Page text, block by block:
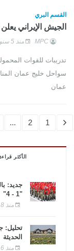
القسم البري
الجيش الإيراني
MPC منذ 5 سنوات
تدريبات للقوات
سواحل خليج عمان
عمان
1
2
...
الأكثر
جديد:
"1 - 4"
منذ 8 سنوات
تحليل:
الحديثة
منذ 6 سنوات